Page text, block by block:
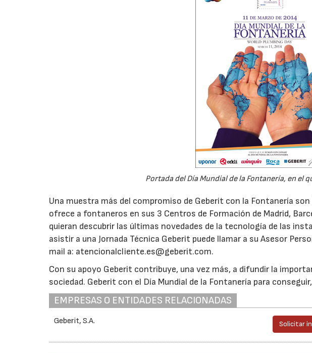
Portada del Día Mundial de la Fontanería, en el
Una muestra más del compromiso de Geberit con la Fontanería
ofrece a fontaneros en sus 3 Centros de Formación de Madrid,
quieran descubrir las últimas novedades de la tecnología de las
asistir a una Jornada Técnica Geberit puede llamar a su Asesor
mail a: atencionalcliente.es@geberit.com.
Con su apoyo Geberit contribuye, una vez más, a difundir la
sociedad. Geberit con el Día Mundial de la Fontanería para
EMPRESAS O ENTIDADES RELACIONADAS
Geberit, S.A. Solicitar